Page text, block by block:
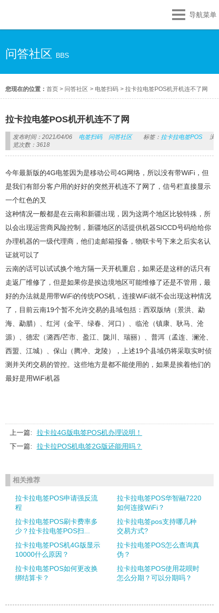
导航菜单
问答社区 BBS
您现在的位置：首页 > 问答社区 > 电签扫码 >拉卡拉电签POS机开机连不了网
拉卡拉电签POS机开机连不了网
发布时间：2021/04/06 电签扫码 问答社区 标签： 拉卡拉电签POS
浏
览次数：3618
今年最新版的4G电签因为是移动公司4G网络，所以没有带WiFi，但
是我们有部分客户用的好好的突然开机连不了网了，信号栏直接显示
一个红色的叉
这种情况一般都是在云南和新疆出现，因为这两个地区比较特殊，所
以会出现运营商风险控制，新疆地区的话提供机器SICCD号码给给你
办理机器的一级代理商，他们走邮箱报备，物联卡号下来之后实名认
证就可以了
云南的话可以试试换个地方隔一天开机重启，如果还是这样的话只有
走返厂维修了，但是如果你是挨边境地区可能维修了还是不管用，最
好的办法就是用带WiFi的传统POS机，连接WiFi就不会出现这种情况
了，目前云南19个暂不允许交易的县域包括：西双版纳（景洪、勐
海、勐腊）、红河（金平、绿春、河口）、临沧（镇康、耿马、沧
源）、德宏（潞西/芒市、盈江、陇川、瑞丽）、普洱（孟连、澜沧、
西盟、江城）、保山（腾冲、龙陵），上述19个县域仍将采取实时侦
测并关闭交易的管控。这些地方是都不能使用的，如果是挨着他们的
最好是用WiFi机器
上一篇:
拉卡拉4G版电签POS机办理说明！
下一篇:
拉卡拉POS机电签2G版还能用吗？
相关推荐
拉卡拉电签POS申请强反流
程
拉卡拉电签POS华智融7220
如何连接WiFi？
拉卡拉电签POS刷卡费率多
少？拉卡拉电签POS扫...
拉卡拉电签pos支持哪几种
交易方式?
拉卡拉电签POS机4G版显示
10000什么原因？
拉卡拉电签POS怎么查询真
伪？
拉卡拉电签POS如何更改换
绑结算卡？
拉卡拉电签POS使用花呗时
怎么分期？可以分期吗？